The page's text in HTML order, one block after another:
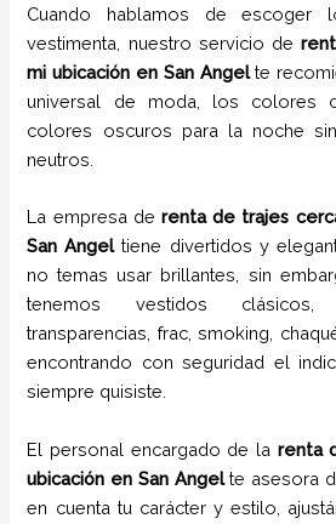
Cuando hablamos de escoger
vestimenta, nuestro servicio de
mi ubicación en San Angelte
universal de moda, los colores
colores oscuros para la noche
neutros.
La empresa derenta de trajes
San Angel tiene divertidos y
no temas usar brillantes, sin
tenemos vestidos clásicos,
transparencias, frac, smoking,
encontrando con seguridad el
siempre quisiste.
El personal encargado de la renta
ubicación en San Angelte asesora
en cuenta tu carácter y estilo,